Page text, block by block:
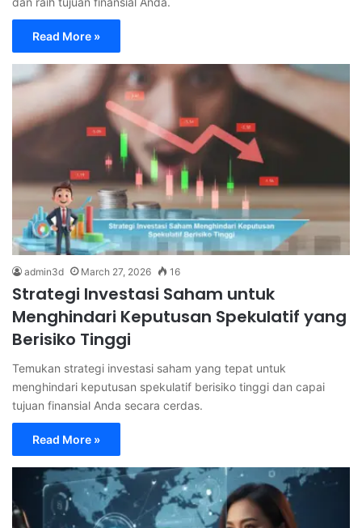
Read More »
admin3d March 27, 2026 16
Strategi Investasi Saham untuk
Menghindari Keputusan Spekulatif yang
Berisiko Tinggi
Temukan strategi investasi saham yang tepat untuk
menghindari keputusan spekulatif berisiko tinggi dan capai
tujuan finansial Anda secara cerdas.
Read More »